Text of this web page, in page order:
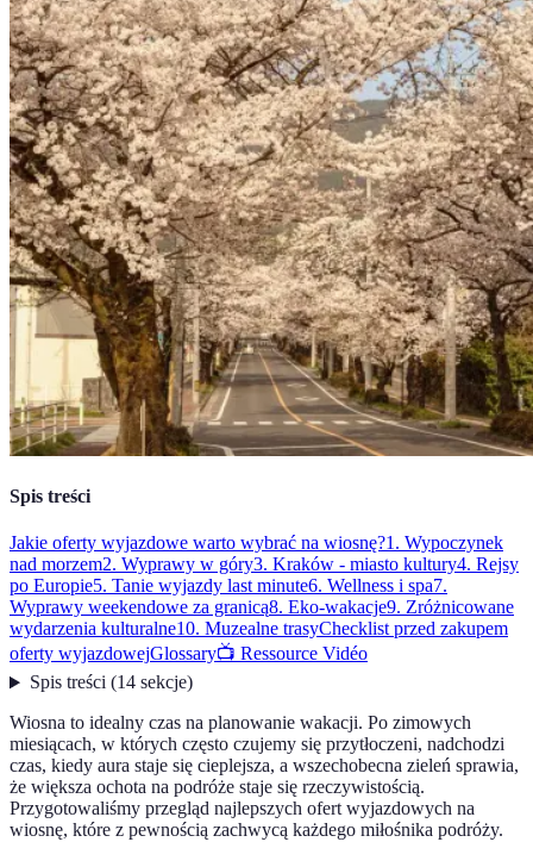
Spis treści
Jakie oferty wyjazdowe warto wybrać na wiosnę?1. Wypoczynek
nad morzem2. Wyprawy w góry3. Kraków - miasto kultury4. Rejsy
po Europie5. Tanie wyjazdy last minute6. Wellness i spa7.
Wyprawy weekendowe za granicą8. Eko-wakacje9. Zróżnicowane
wydarzenia kulturalne10. Muzealne trasyChecklist przed zakupem
oferty wyjazdowejGlossary📺 Ressource Vidéo
Spis treści(14 sekcje)
Wiosna to idealny czas na planowanie wakacji. Po zimowych
miesiącach, w których często czujemy się przytłoczeni, nadchodzi
czas, kiedy aura staje się cieplejsza, a wszechobecna zieleń sprawia,
że większa ochota na podróże staje się rzeczywistością.
Przygotowaliśmy przegląd najlepszych ofert wyjazdowych na
wiosnę, które z pewnością zachwycą każdego miłośnika podróży.